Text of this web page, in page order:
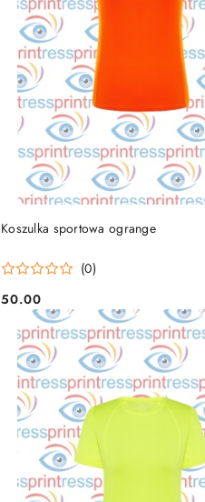
Koszulka sportowa ogrange
(0)
Cena:
50.00